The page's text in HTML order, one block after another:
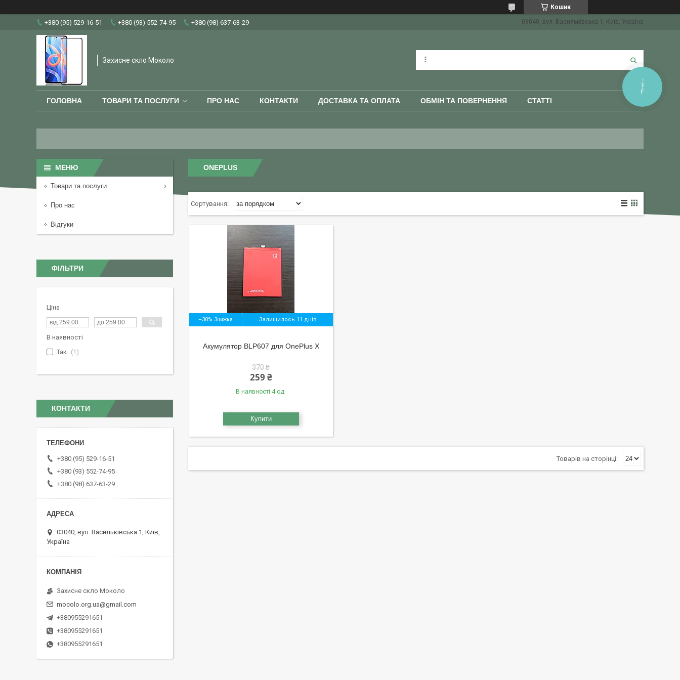
Кошик
+380 (95) 529-16-51 +380 (93) 552-74-95 +380 (98) 637-63-29 03040, вул. Васильківська 1, Київ, Україна
Захисне скло Moколо
ГОЛОВНА ТОВАРИ ТА ПОСЛУГИ ПРО НАС КОНТАКТИ ДОСТАВКА ТА ОПЛАТА ОБМІН ТА ПОВЕРНЕННЯ СТАТТІ
ONEPLUS
–30% Залишилось 11 днів
Акумулятор BLP607 для OnePlus X
370 ₴
259 ₴
В наявності 4 од.
Купити
Товари та послуги
Про нас
Відгуки
ФІЛЬТРИ
Ціна
В наявності
Так
1
КОНТАКТИ
+380 (95) 529-16-51
+380 (93) 552-74-95
+380 (98) 637-63-29
03040, вул. Васильківська 1, Київ,
Україна
Захисне скло Moколо
mocolo.org.ua@gmail.com
+380955291651
+380955291651
+380955291651
КНОПКА
ЗВ'ЯЗКУ